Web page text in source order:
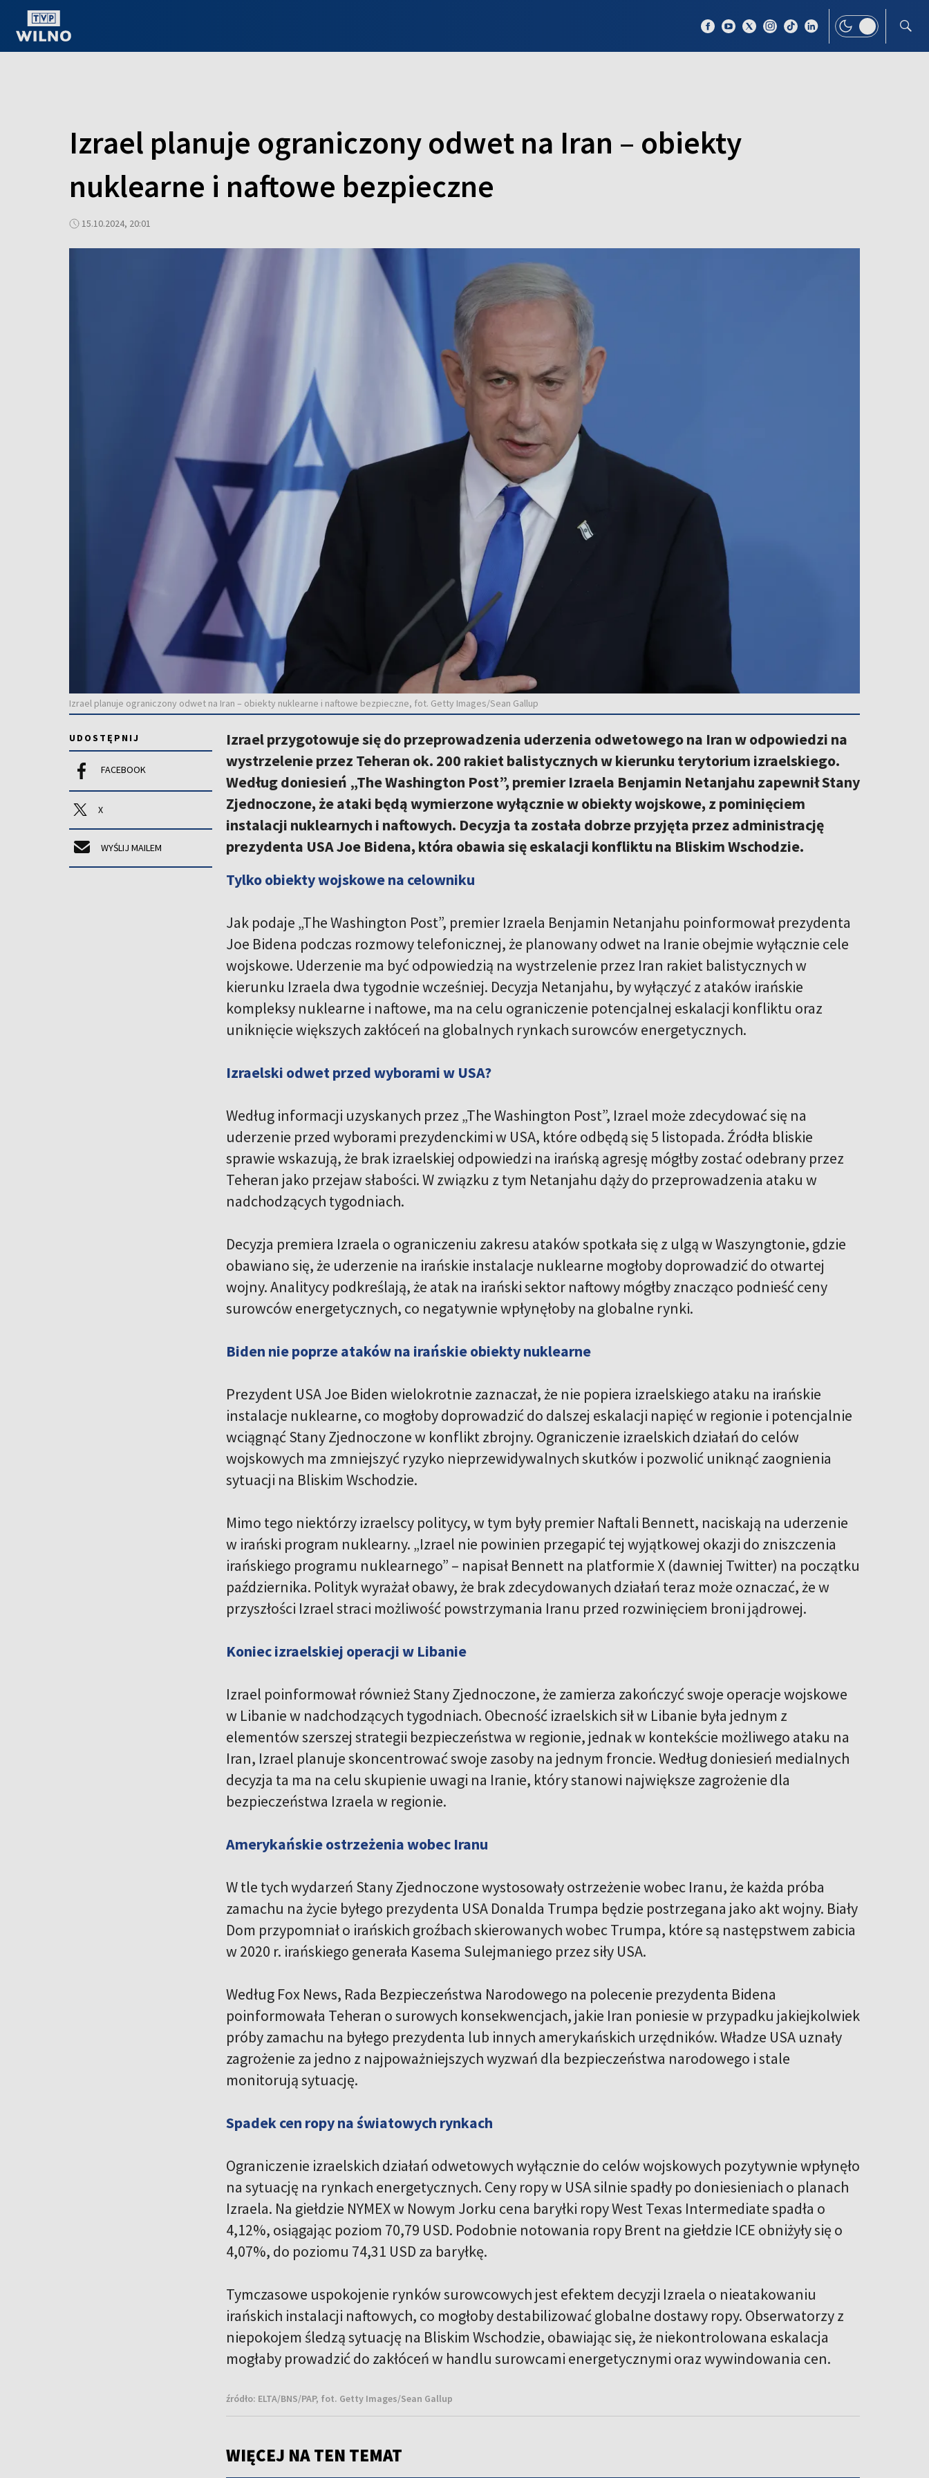
Izrael planuje ograniczony odwet na Iran – obiekty
nuklearne i naftowe bezpieczne
15.10.2024, 20:01
Izrael planuje ograniczony odwet na Iran – obiekty nuklearne i naftowe bezpieczne, fot. Getty Images/Sean Gallup
UDOSTĘPNIJ
FACEBOOK
X
WYŚLIJ MAILEM
Izrael przygotowuje się do przeprowadzenia uderzenia odwetowego na Iran w odpowiedzi na
wystrzelenie przez Teheran ok. 200 rakiet balistycznych w kierunku terytorium izraelskiego.
Według doniesień „The Washington Post”, premier Izraela Benjamin Netanjahu zapewnił Stany
Zjednoczone, że ataki będą wymierzone wyłącznie w obiekty wojskowe, z pominięciem
instalacji nuklearnych i naftowych. Decyzja ta została dobrze przyjęta przez administrację
prezydenta USA Joe Bidena, która obawia się eskalacji konfliktu na Bliskim Wschodzie.
Tylko obiekty wojskowe na celowniku
Jak podaje „The Washington Post”, premier Izraela Benjamin Netanjahu poinformował prezydenta
Joe Bidena podczas rozmowy telefonicznej, że planowany odwet na Iranie obejmie wyłącznie cele
wojskowe. Uderzenie ma być odpowiedzią na wystrzelenie przez Iran rakiet balistycznych w
kierunku Izraela dwa tygodnie wcześniej. Decyzja Netanjahu, by wyłączyć z ataków irańskie
kompleksy nuklearne i naftowe, ma na celu ograniczenie potencjalnej eskalacji konfliktu oraz
uniknięcie większych zakłóceń na globalnych rynkach surowców energetycznych.
Izraelski odwet przed wyborami w USA?
Według informacji uzyskanych przez „The Washington Post”, Izrael może zdecydować się na
uderzenie przed wyborami prezydenckimi w USA, które odbędą się 5 listopada. Źródła bliskie
sprawie wskazują, że brak izraelskiej odpowiedzi na irańską agresję mógłby zostać odebrany przez
Teheran jako przejaw słabości. W związku z tym Netanjahu dąży do przeprowadzenia ataku w
nadchodzących tygodniach.
Decyzja premiera Izraela o ograniczeniu zakresu ataków spotkała się z ulgą w Waszyngtonie, gdzie
obawiano się, że uderzenie na irańskie instalacje nuklearne mogłoby doprowadzić do otwartej
wojny. Analitycy podkreślają, że atak na irański sektor naftowy mógłby znacząco podnieść ceny
surowców energetycznych, co negatywnie wpłynęłoby na globalne rynki.
Biden nie poprze ataków na irańskie obiekty nuklearne
Prezydent USA Joe Biden wielokrotnie zaznaczał, że nie popiera izraelskiego ataku na irańskie
instalacje nuklearne, co mogłoby doprowadzić do dalszej eskalacji napięć w regionie i potencjalnie
wciągnąć Stany Zjednoczone w konflikt zbrojny. Ograniczenie izraelskich działań do celów
wojskowych ma zmniejszyć ryzyko nieprzewidywalnych skutków i pozwolić uniknąć zaognienia
sytuacji na Bliskim Wschodzie.
Mimo tego niektórzy izraelscy politycy, w tym były premier Naftali Bennett, naciskają na uderzenie
w irański program nuklearny. „Izrael nie powinien przegapić tej wyjątkowej okazji do zniszczenia
irańskiego programu nuklearnego” – napisał Bennett na platformie X (dawniej Twitter) na początku
października. Polityk wyrażał obawy, że brak zdecydowanych działań teraz może oznaczać, że w
przyszłości Izrael straci możliwość powstrzymania Iranu przed rozwinięciem broni jądrowej.
Koniec izraelskiej operacji w Libanie
Izrael poinformował również Stany Zjednoczone, że zamierza zakończyć swoje operacje wojskowe
w Libanie w nadchodzących tygodniach. Obecność izraelskich sił w Libanie była jednym z
elementów szerszej strategii bezpieczeństwa w regionie, jednak w kontekście możliwego ataku na
Iran, Izrael planuje skoncentrować swoje zasoby na jednym froncie. Według doniesień medialnych
decyzja ta ma na celu skupienie uwagi na Iranie, który stanowi największe zagrożenie dla
bezpieczeństwa Izraela w regionie.
Amerykańskie ostrzeżenia wobec Iranu
W tle tych wydarzeń Stany Zjednoczone wystosowały ostrzeżenie wobec Iranu, że każda próba
zamachu na życie byłego prezydenta USA Donalda Trumpa będzie postrzegana jako akt wojny. Biały
Dom przypomniał o irańskich groźbach skierowanych wobec Trumpa, które są następstwem zabicia
w 2020 r. irańskiego generała Kasema Sulejmaniego przez siły USA.
Według Fox News, Rada Bezpieczeństwa Narodowego na polecenie prezydenta Bidena
poinformowała Teheran o surowych konsekwencjach, jakie Iran poniesie w przypadku jakiejkolwiek
próby zamachu na byłego prezydenta lub innych amerykańskich urzędników. Władze USA uznały
zagrożenie za jedno z najpoważniejszych wyzwań dla bezpieczeństwa narodowego i stale
monitorują sytuację.
Spadek cen ropy na światowych rynkach
Ograniczenie izraelskich działań odwetowych wyłącznie do celów wojskowych pozytywnie wpłynęło
na sytuację na rynkach energetycznych. Ceny ropy w USA silnie spadły po doniesieniach o planach
Izraela. Na giełdzie NYMEX w Nowym Jorku cena baryłki ropy West Texas Intermediate spadła o
4,12%, osiągając poziom 70,79 USD. Podobnie notowania ropy Brent na giełdzie ICE obniżyły się o
4,07%, do poziomu 74,31 USD za baryłkę.
Tymczasowe uspokojenie rynków surowcowych jest efektem decyzji Izraela o nieatakowaniu
irańskich instalacji naftowych, co mogłoby destabilizować globalne dostawy ropy. Obserwatorzy z
niepokojem śledzą sytuację na Bliskim Wschodzie, obawiając się, że niekontrolowana eskalacja
mogłaby prowadzić do zakłóceń w handlu surowcami energetycznymi oraz wywindowania cen.
źródło: ELTA/BNS/PAP, fot. Getty Images/Sean Gallup
WIĘCEJ NA TEN TEMAT